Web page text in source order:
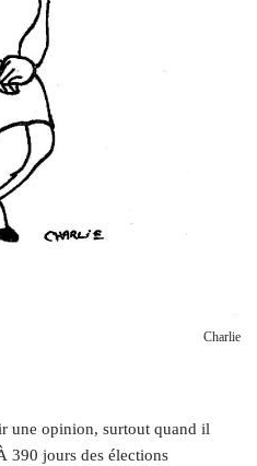
Charlie
une opinion, surtout quand il
390 jours des élections